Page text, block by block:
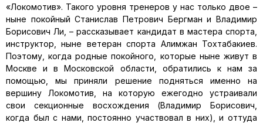
«Локомотив». Такого уровня тренеров у нас только двое –
ныне покойный Станислав Петрович Бергман и Владимир
Борисович Ли, – рассказывает кандидат в мастера спорта,
инструктор, ныне ветеран спорта Алимжан Тохтабакиев.
Поэтому, когда родные покойного, которые ныне живут в
Москве и в Московской области, обратились к нам за
помощью, мы приняли решение подняться именно на
вершину Локомотив, на которую ежегодно устраивали
свои секционные восхождения (Владимир Борисович,
когда был с нами, постоянно участвовал в них), и оттуда